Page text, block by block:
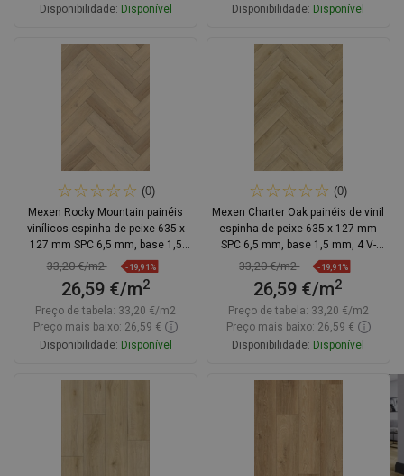
Disponibilidade: Disponível
Adicionar
Disponibilidade: Disponível
Adicionar
Favoritos
(0)
Mexen Rocky Mountain painéis
vinílicos espinha de peixe 635 x
127 mm SPC 6,5 mm, base 1,5
mm, 4 V-fuga, Carvalho
33,20 €/m2 -19,91%
26,59 €/m2
Preço de tabela: 33,20 €/m2
Preço mais baixo: 26,59 €
Disponibilidade: Disponível
Adicionar
(0)
Mexen Charter Oak painéis de vinil
espinha de peixe 635 x 127 mm
SPC 6,5 mm, base 1,5 mm, 4 V-
Fuga, Carvalho
33,20 €/m2 -19,91%
26,59 €/m2
Preço de tabela: 33,20 €/m2
Preço mais baixo: 26,59 €
Disponibilidade: Disponível
Adicionar